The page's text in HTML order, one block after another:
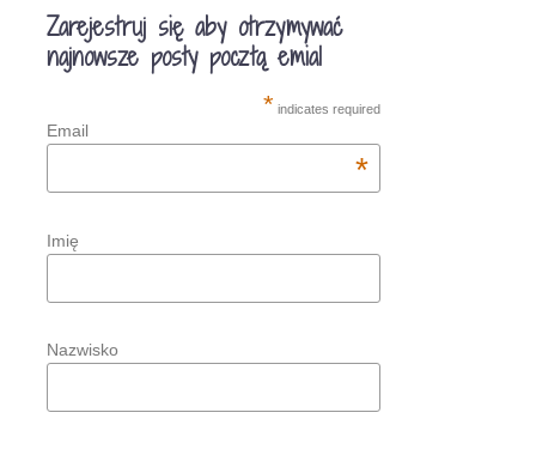
Zarejestruj się aby otrzymywać
najnowsze posty pocztą emial
* indicates required
Email
*
Imię
Nazwisko